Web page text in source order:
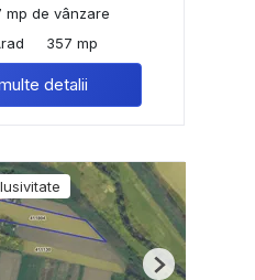
mp de vânzare
357 mp
detalii
Next